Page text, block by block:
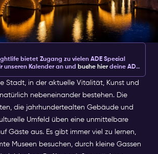
bietet Zugang zu vielen ADE Special
unseren Kalender an und buche hier deine ADE
Stadt, in der aktuelle Vitalität, Kunst und
nebeneinander bestehen. Die
die jahrhundertealten Gebäude und
Umfeld üben eine unmittelbare
Gäste aus. Es gibt immer viel zu lernen,
Museen besuchen, durch kleine Gassen